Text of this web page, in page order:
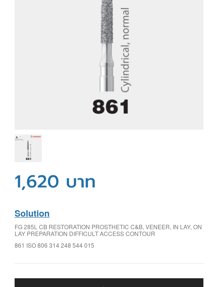
1,620 บาท
Solution
FG 285L CB RESTORATION PROSTHETIC C&B, VENEER, IN LAY, ON
LAY PREPARATION DIFFICULT ACCESS CONTOUR
861 ISO 806 314 248 544 015